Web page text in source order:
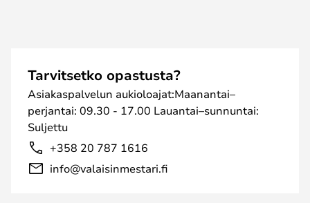
Tarvitsetko opastusta?
Asiakaspalvelun aukioloajat:Maanantai–
perjantai: 09.30 - 17.00 Lauantai–sunnuntai:
Suljettu
+358 20 787 1616
info@valaisinmestari.fi